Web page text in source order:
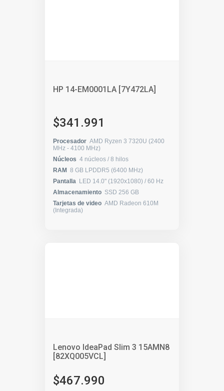
HP 14-EM0001LA [7Y472LA]
$341.991
Procesador AMD Ryzen 3 7320U (2400
MHz - 4100 MHz)
Núcleos
4 núcleos / 8 hilos
RAM 8 GB LPDDR5 (6400 MHz)
Pantalla
LED 14.0" (1920x1080) / 60 Hz
Almacenamiento SSD 256 GB
Tarjetas de video AMD Radeon 610M
(Integrada)
Lenovo IdeaPad Slim 3 15AMN8
[82XQ005VCL]
$467.990